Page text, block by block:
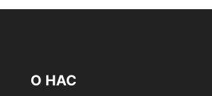
О НАС